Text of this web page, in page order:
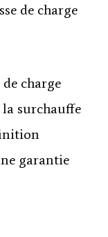
de charge
charge
la surchauffe
garantie